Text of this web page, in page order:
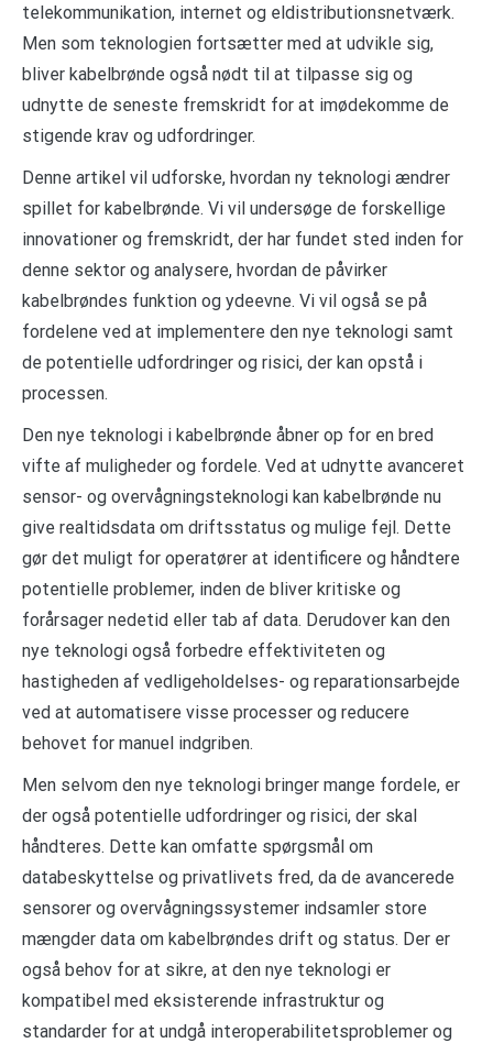
telekommunikation, internet og eldistributionsnetværk.
Men som teknologien fortsætter med at udvikle sig,
bliver kabelbrønde også nødt til at tilpasse sig og
udnytte de seneste fremskridt for at imødekomme de
stigende krav og udfordringer.
Denne artikel vil udforske, hvordan ny teknologi ændrer
spillet for kabelbrønde. Vi vil undersøge de forskellige
innovationer og fremskridt, der har fundet sted inden for
denne sektor og analysere, hvordan de påvirker
kabelbrøndes funktion og ydeevne. Vi vil også se på
fordelene ved at implementere den nye teknologi samt
de potentielle udfordringer og risici, der kan opstå i
processen.
Den nye teknologi i kabelbrønde åbner op for en bred
vifte af muligheder og fordele. Ved at udnytte avanceret
sensor- og overvågningsteknologi kan kabelbrønde nu
give realtidsdata om driftsstatus og mulige fejl. Dette
gør det muligt for operatører at identificere og håndtere
potentielle problemer, inden de bliver kritiske og
forårsager nedetid eller tab af data. Derudover kan den
nye teknologi også forbedre effektiviteten og
hastigheden af vedligeholdelses- og reparationsarbejde
ved at automatisere visse processer og reducere
behovet for manuel indgriben.
Men selvom den nye teknologi bringer mange fordele, er
der også potentielle udfordringer og risici, der skal
håndteres. Dette kan omfatte spørgsmål om
databeskyttelse og privatlivets fred, da de avancerede
sensorer og overvågningssystemer indsamler store
mængder data om kabelbrøndes drift og status. Der er
også behov for at sikre, at den nye teknologi er
kompatibel med eksisterende infrastruktur og
standarder for at undgå interoperabilitetsproblemer og